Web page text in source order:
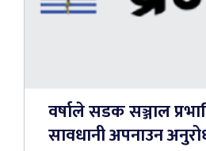
वर्षाले सडक सञ्जाल
सावधानी अपनाउन